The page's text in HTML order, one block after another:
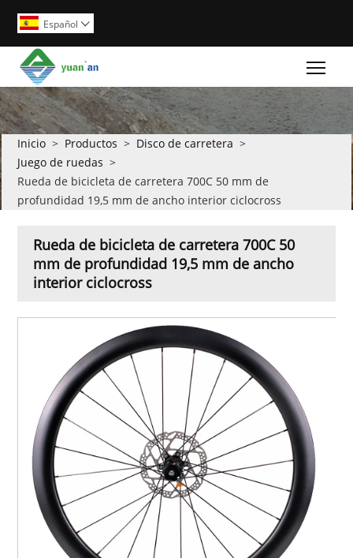
Español 
Inicio > Productos > Disco de carretera >
Juego de ruedas >
Rueda de bicicleta de carretera 700C 50 mm de
profundidad 19,5 mm de ancho interior ciclocross
Rueda de bicicleta de carretera 700C 50
mm de profundidad 19,5 mm de ancho
interior ciclocross